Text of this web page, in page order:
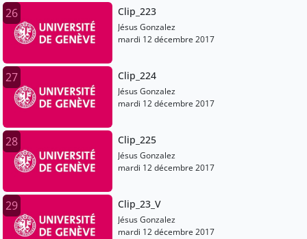
26 Clip_223
Jésus Gonzalez
mardi 12 décembre 2017
27 Clip_224
Jésus Gonzalez
mardi 12 décembre 2017
28 Clip_225
Jésus Gonzalez
mardi 12 décembre 2017
29 Clip_23_V
Jésus Gonzalez
mardi 12 décembre 2017